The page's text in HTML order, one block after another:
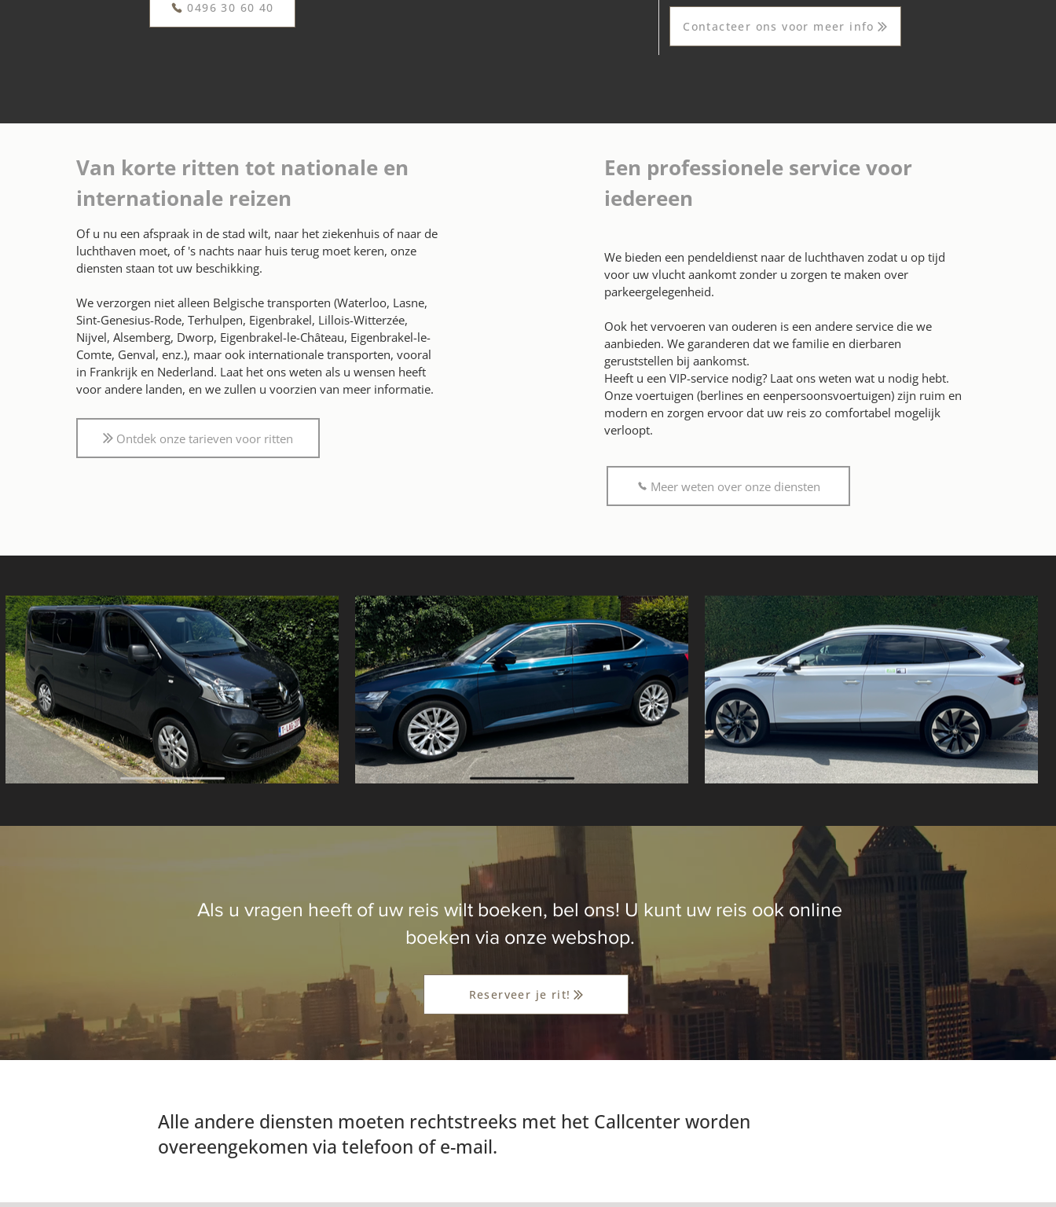
0496 30 60 40
Contacteer ons voor meer info
Van korte ritten tot nationale en
internationale reizen
Of u nu een afspraak in de stad wilt, naar het ziekenhuis of naar de
luchthaven moet, of 's nachts naar huis terug moet keren, onze
diensten staan tot uw beschikking.
We verzorgen niet alleen Belgische transporten (Waterloo, Lasne,
Sint-Genesius-Rode, Terhulpen, Eigenbrakel, Lillois-Witterzée,
Nijvel, Alsemberg, Dworp, Eigenbrakel-le-Château, Eigenbrakel-le-
Comte, Genval, enz.), maar ook internationale transporten, vooral
in Frankrijk en Nederland. Laat het ons weten als u wensen heeft
voor andere landen, en we zullen u voorzien van meer informatie.
Ontdek onze tarieven voor ritten
Een professionele service voor
iedereen
We bieden een pendeldienst naar de luchthaven zodat u op tijd
voor uw vlucht aankomt zonder u zorgen te maken over
parkeergelegenheid.
Ook het vervoeren van ouderen is een andere service die we
aanbieden. We garanderen dat we familie en dierbaren
geruststellen bij aankomst.
Heeft u een VIP-service nodig? Laat ons weten wat u nodig hebt.
Onze voertuigen (berlines en eenpersoonsvoertuigen) zijn ruim en
modern en zorgen ervoor dat uw reis zo comfortabel mogelijk
verloopt.
Meer weten over onze diensten
Als u vragen heeft of uw reis wilt boeken, bel ons! U kunt uw reis ook online
boeken via onze webshop.
Reserveer je rit!
Alle andere diensten moeten rechtstreeks met het Callcenter worden
overeengekomen via telefoon of e-mail.